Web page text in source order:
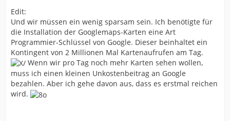
Edit:
Und wir müssen ein wenig sparsam sein. Ich benötigte für
die Installation der Googlemaps-Karten eine Art
Programmier-Schlüssel von Google. Dieser beinhaltet ein
Kontingent von 2 Millionen Mal Kartenaufrufen am Tag.
Wenn wir pro Tag noch mehr Karten sehen wollen,
muss ich einen kleinen Unkostenbeitrag an Google
bezahlen. Aber ich gehe davon aus, dass es erstmal reichen
wird.